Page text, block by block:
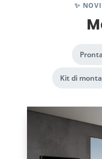
✨
Kit di